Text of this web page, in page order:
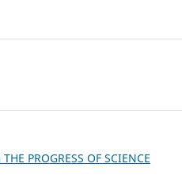
PROGRESS OF SCIENCE